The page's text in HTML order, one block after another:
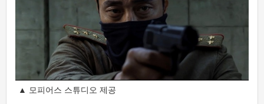
▲ 모피어스 스튜디오 제공